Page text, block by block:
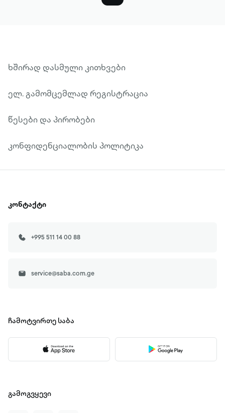
ხშირად დასმული კითხვები
ელ. გამომცემლად რეგისტრაცია
წესები და პირობები
კონფიდენციალობის პოლიტიკა
კონტაქტი
+995 511 14 00 88
service@saba.com.ge
ჩამოტვირთე საბა
გამოგვყევი